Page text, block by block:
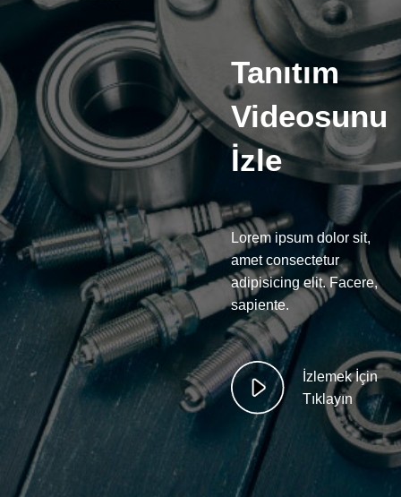
Tanıtım
Videosunu
İzle
Lorem ipsum dolor sit,
amet consectetur
adipisicing elit. Facere,
sapiente.
İzlemek İçin
Tıklayın